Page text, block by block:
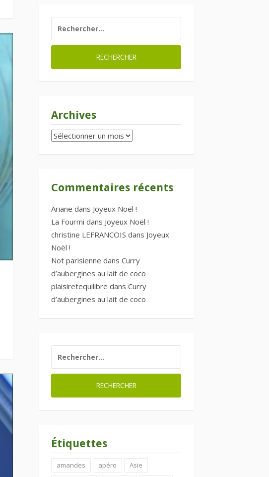
Archives
Archives
Commentaires récents
Ariane dans Joyeux Noël !
La Fourmi dans Joyeux Noël !
christine LEFRANCOIS dans Joyeux
Noël !
Not parisienne dans Curry
d’aubergines au lait de coco
plaisiretequilibre dans Curry
d’aubergines au lait de coco
Étiquettes
amandes apéro
Asie